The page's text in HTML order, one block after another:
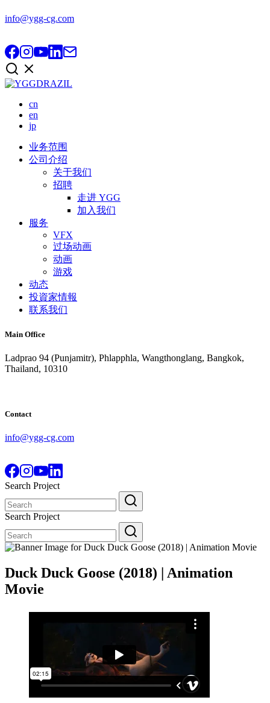
info@ygg-cg.com
cn
en
jp
业务范围
公司介绍
关于我们
招聘
走进 YGG
加入我们
服务
VFX
过场动画
动画
游戏
动态
投資家情報
联系我们
Main Office
Ladprao 94 (Punjamitr), Phlapphla, Wangthonglang, Bangkok,
Thailand, 10310
Contact
info@ygg-cg.com
Search Project
for:
Search Project
for:
Duck Duck Goose (2018) | Animation
Movie